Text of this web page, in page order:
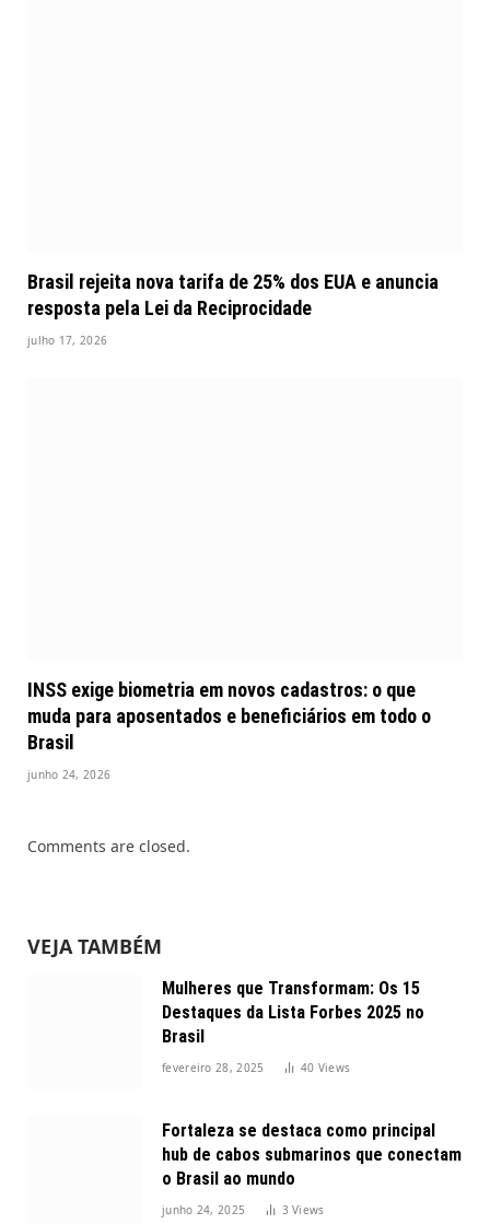
Brasil rejeita nova tarifa de 25% dos EUA e anuncia
resposta pela Lei da Reciprocidade
julho 17, 2026
INSS exige biometria em novos cadastros: o que
muda para aposentados e beneficiários em todo o
Brasil
junho 24, 2026
Comments are closed.
VEJA TAMBÉM
Mulheres que Transformam: Os 15
Destaques da Lista Forbes 2025 no
Brasil
fevereiro 28, 2025 40 Views
Fortaleza se destaca como principal
hub de cabos submarinos que conectam
o Brasil ao mundo
junho 24, 2025 3Views